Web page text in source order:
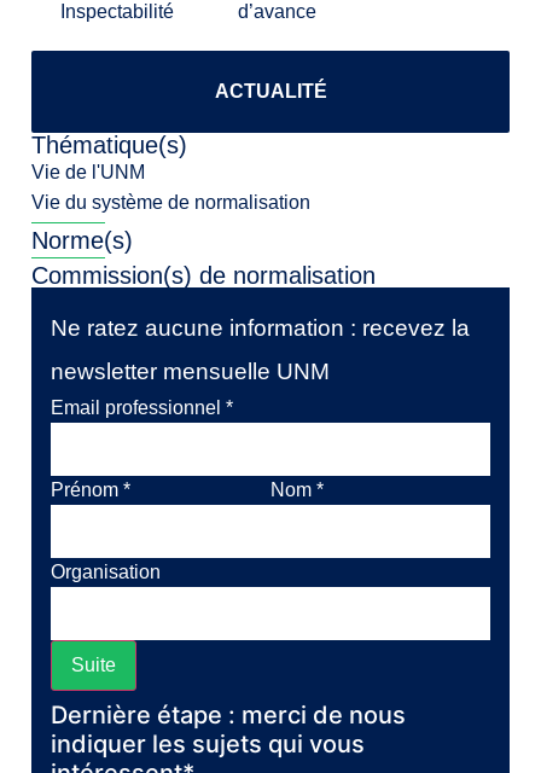
Inspectabilité
d’avance
ACTUALITÉ
Thématique(s)
Vie de l'UNM
Vie du système de normalisation
Norme(s)
Commission(s) de normalisation
Ne ratez aucune information : recevez la
newsletter mensuelle UNM
Email professionnel *
Prénom * Nom *
Organisation
Suite
Dernière étape : merci de nous
indiquer les sujets qui vous